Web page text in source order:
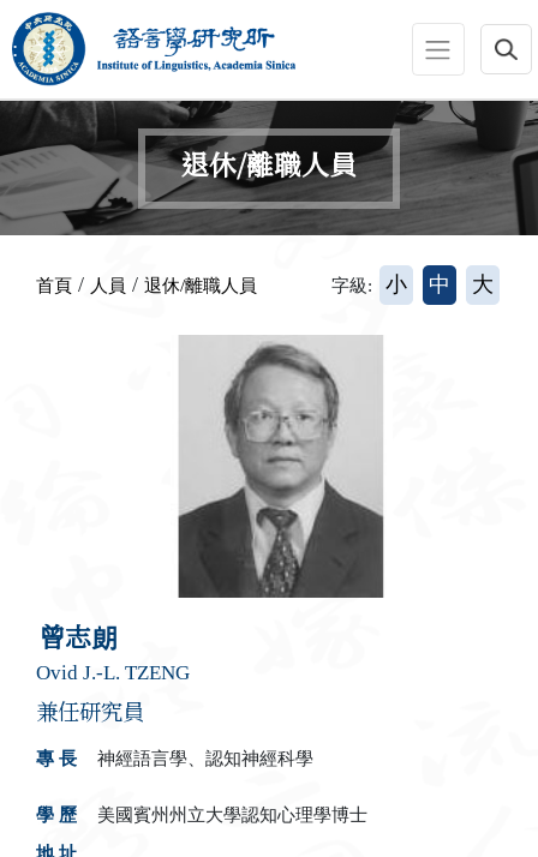
跳到主要內容區塊
:::
退休/離職人員
首頁 / 人員 / 退休/離職人員 字級: 小 中 大
曾志朗
Ovid J.-L. TZENG
兼任研究員
專 長 神經語言學、認知神經科學
學 歷
美國賓州州立大學認知心理學博士